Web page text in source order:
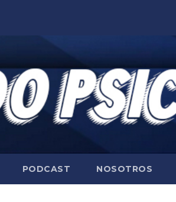
PODCAST NOSOTROS